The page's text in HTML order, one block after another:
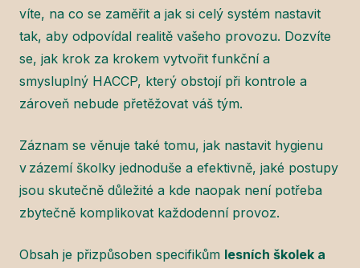
víte, na co se zaměřit a jak si celý systém nastavit
tak, aby odpovídal realitě vašeho provozu. Dozvíte
se, jak krok za krokem vytvořit funkční a
smysluplný HACCP, který obstojí při kontrole a
zároveň nebude přetěžovat váš tým.
Záznam se věnuje také tomu, jak nastavit hygienu
v zázemí školky jednoduše a efektivně, jaké postupy
jsou skutečně důležité a kde naopak není potřeba
zbytečně komplikovat každodenní provoz.
Obsah je přizpůsoben specifikům lesních školek a